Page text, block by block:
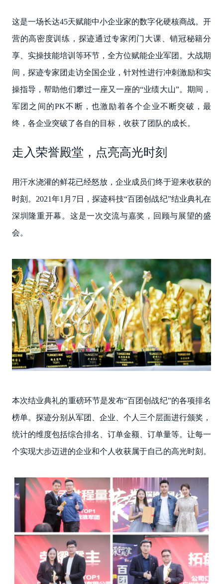
这是一场长达45天赋能中小企业家的数字化硬核商战。开
营的高密度训练，探迹通过专家闭门大课、销冠秘籍分
享、实操技能培训等环节，全方位赋能企业军团。大战期
间，探迹专家团走访全国企业，针对性进行冲刺激励和实
操指导，帮助他们攀过一座又一座的“业绩大山”。期间，
军团之间的PK不断，也激励着各个企业不断突破，最
终，各企业突破了各自的目标，收获了团队的成长。
走入荣誉殿堂，点亮高光时刻
用汗水浇灌的鲜花已经怒放，企业成员们终于迎来收获的
时刻。2021年1月7日，探迹科技“百团创战纪”结业典礼在
深圳隆重开幕。这是一次交流与嘉奖，回顾与展望的盛
会。
本次结业典礼的重磅环节是发布“百团创战纪”的各项排名
榜单。探迹分别从军团、企业、个人三个层面进行颁奖，
统计的维度包括综合排名、订单金额、订单量等。让每一
个实现大步迈进的企业和个人收获属于自己的高光时刻。